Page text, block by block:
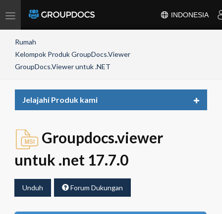
Toggle
INDONESIA
Rumah
Kelompok Produk GroupDocs.Viewer
GroupDocs.Viewer untuk .NET
Jelajahi Produk kami
Toggle
Groupdocs.viewer
untuk .net 17.7.0
Unduh Forum Dukungan